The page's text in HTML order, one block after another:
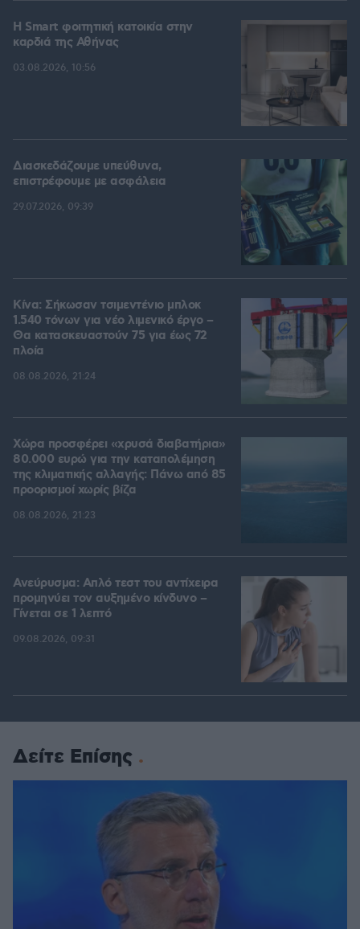
Η Smart φοιτητική κατοικία στην
καρδιά της Αθήνας
03.08.2026, 10:56
Διασκεδάζουμε υπεύθυνα,
επιστρέφουμε με ασφάλεια
29.07.2026, 09:39
Κίνα: Σήκωσαν τσιμεντένιο μπλοκ
1.540 τόνων για νέο λιμενικό έργο –
Θα κατασκευαστούν 75 για έως 72
πλοία
08.08.2026, 21:24
Χώρα προσφέρει «χρυσά διαβατήρια»
80.000 ευρώ για την καταπολέμηση
της κλιματικής αλλαγής: Πάνω από 85
προορισμοί χωρίς βίζα
08.08.2026, 21:23
Ανεύρυσμα: Απλό τεστ του αντίχειρα
προμηνύει τον αυξημένο κίνδυνο –
Γίνεται σε 1 λεπτό
09.08.2026, 09:31
Δείτε Επίσης